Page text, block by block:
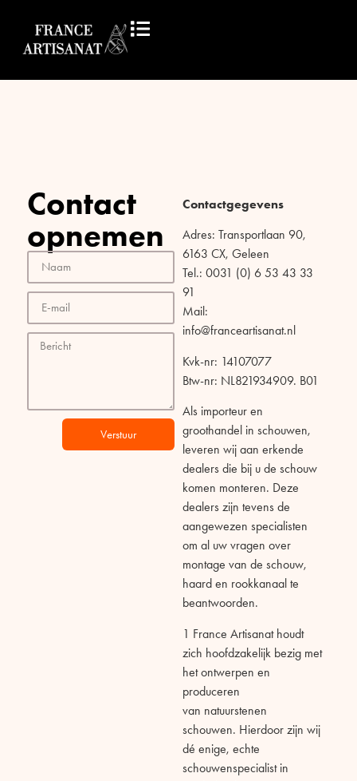
Contact
opnemen
Verstuur
Contactgegevens
Adres: Transportlaan 90,
6163 CX, Geleen
Tel.: 0031 (0) 6 53 43 33
91
Mail:
info@franceartisanat.nl
Kvk-nr: 14107077
Btw-nr: NL821934909. B01
Als importeur en
groothandel in schouwen,
leveren wij aan erkende
dealers die bij u de schouw
komen monteren. Deze
dealers zijn tevens de
aangewezen specialisten
om al uw vragen over
montage van de schouw,
haard en rookkanaal te
beantwoorden.
1 France Artisanathoudt
zich hoofdzakelijk bezig met
het ontwerpen en
produceren
van natuurstenen
schouwen. Hierdoor zijn wij
dé enige, echte
schouwenspecialist in